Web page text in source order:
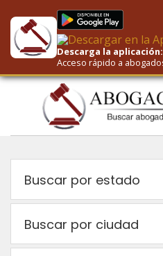
Descarga la
Acceso rápido a